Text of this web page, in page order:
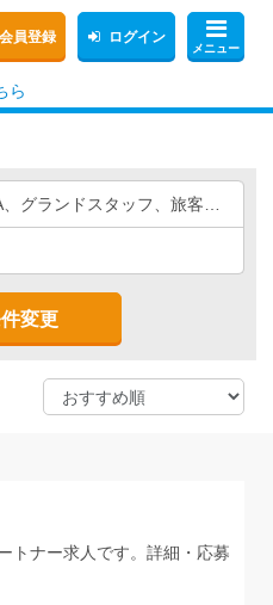
メニュー
会員登録 ログイン
ら
変更
トナー求人です。詳細・応募